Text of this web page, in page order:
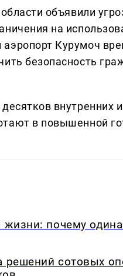
объявили
на
Курумоч
безопасность
в повышенной
жизни: почему
сотовых